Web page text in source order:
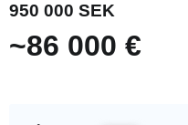
950 000 SEK
~86 000 €